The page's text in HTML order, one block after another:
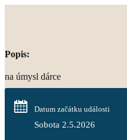
Popis:
na úmysl dárce
Datum začátku události
Sobota 2.5.2026